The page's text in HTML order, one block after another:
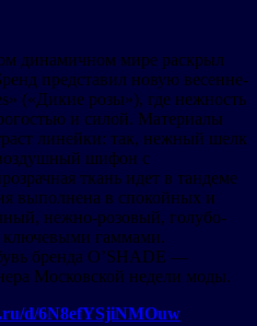
динамичном мире раскрыл
представил новую весенне-
(«Дикие розы»), где нежность
и силой. Материалы
линейки: так, нежный шелк
шифон с
ткань идет в тандеме
выполнена в спокойных и
нежно-розовый, голубо-
ключевыми гаммами.
бренда O’SHADE —
Московской недели моды.
d/6N8efYSjiNMOuw